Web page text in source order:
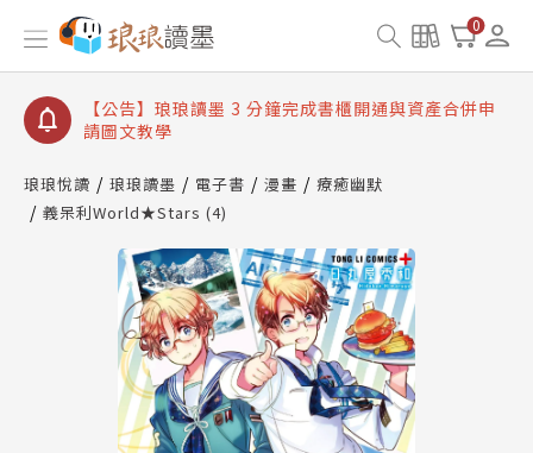
0
【公告】琅琅讀墨數位閱讀資產合併與書櫃開通申請
【公告】琅琅讀墨書櫃開通常見問題
【公告】琅琅讀墨 3 分鐘完成書櫃開通與資產合併申
請圖文教學
查詢
【公告】琅琅讀墨數位閱讀資產合併與書櫃開通申請
琅琅悅讀 琅琅讀墨 電子書 漫畫
療癒幽默
義呆利World★Stars (4)